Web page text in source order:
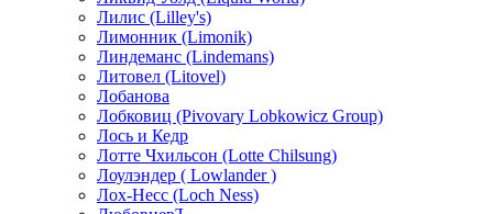
Лилис (Lilley's)
Лимонник (Limonik)
Линдеманс (Lindemans)
Литовел (Litovel)
Лобанова
Лобковиц (Pivovary Lobkowicz Group)
Лось и Кедр
Лотте Чхильсон (Lotte Chilsung)
Лоулэндер ( Lowlander )
Лох-Несс (Loch Ness)